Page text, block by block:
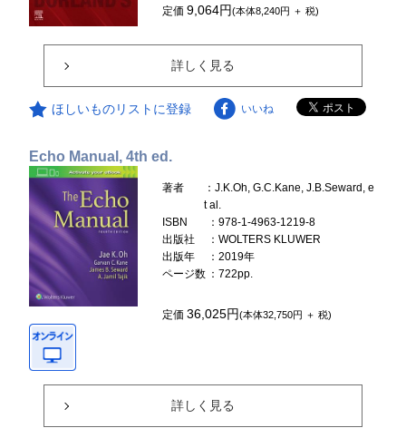
定価9,064円(本体8,240円 ＋ 税)
詳しく見る
ほしいものリストに登録 いいね
Echo Manual, 4th ed.
著者
：J.K.Oh, G.C.Kane, J.B.Seward, e
t al.
ISBN
：978-1-4963-1219-8
出版社
：WOLTERS KLUWER
出版年
：2019年
ページ数 ：722pp.
定価36,025円(本体32,750円 ＋ 税)
詳しく見る